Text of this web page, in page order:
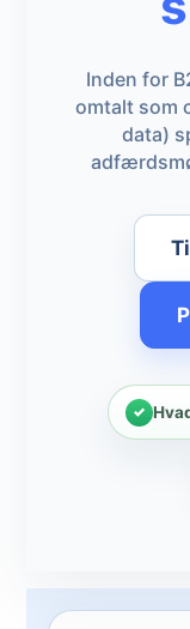
Inden for
omtalt som
data)